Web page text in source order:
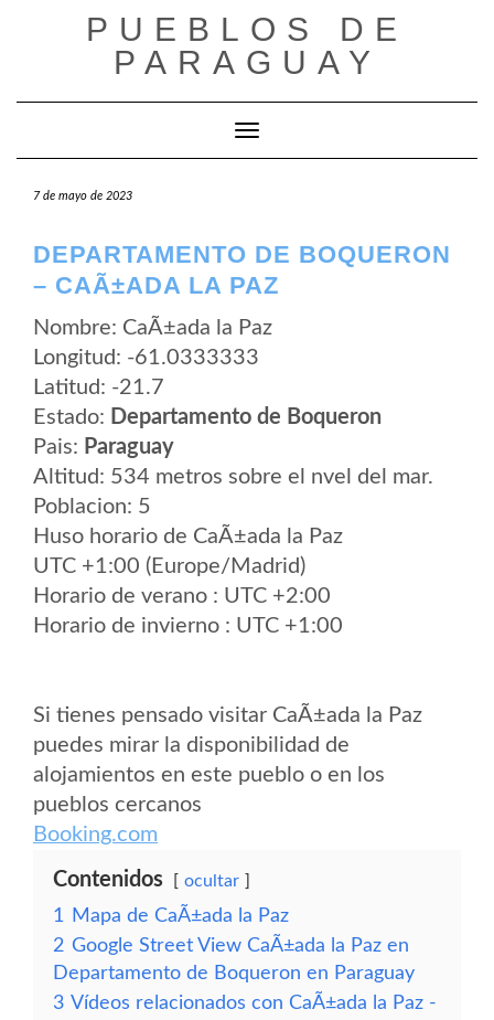
PUEBLOS DE
PARAGUAY
Cambiar modo de navegación
7 de mayo de 2023
DEPARTAMENTO DE BOQUERON
– CAÃ±ADA LA PAZ
Nombre: CaÃ±ada la Paz
Longitud: -61.0333333
Latitud: -21.7
Estado: Departamento de Boqueron
Pais: Paraguay
Altitud: 534 metros sobre el nvel del mar.
Poblacion: 5
Huso horario de CaÃ±ada la Paz
UTC +1:00 (Europe/Madrid)
Horario de verano : UTC +2:00
Horario de invierno : UTC +1:00
Si tienes pensado visitar CaÃ±ada la Paz
puedes mirar la disponibilidad de
alojamientos en este pueblo o en los
pueblos cercanos
Booking.com
Contenidos ocultar
1
Mapa de CaÃ±ada la Paz
2 Google Street View CaÃ±ada la Paz en
Departamento de Boqueron en Paraguay
3 Vídeos relacionados con CaÃ±ada la Paz -